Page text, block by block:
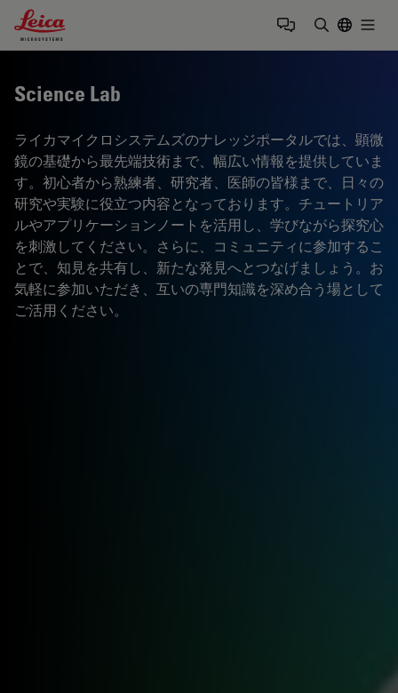
Leica Microsystems Logo
Science Lab
ライカマイクロシステムズのナレッジポータルでは、顕微
鏡の基礎から最先端技術まで、幅広い情報を提供していま
す。初心者から熟練者、研究者、医師の皆様まで、日々の
研究や実験に役立つ内容となっております。チュートリア
ルやアプリケーションノートを活用し、学びながら探究心
を刺激してください。さらに、コミュニティに参加するこ
とで、知見を共有し、新たな発見へとつなげましょう。お
気軽に参加いただき、互いの専門知識を深め合う場として
ご活用ください。